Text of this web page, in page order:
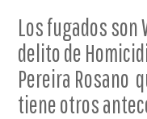
Los fugados son
delito de
Pereira Rosano
tiene otros